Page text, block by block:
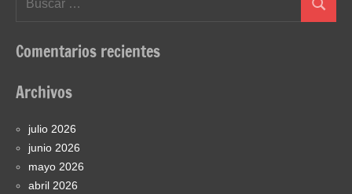
Buscar
Comentarios recientes
Archivos
julio 2026
junio 2026
mayo 2026
abril 2026